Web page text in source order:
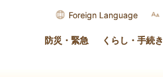
Foreign Language
防災・緊急 くらし・手続き